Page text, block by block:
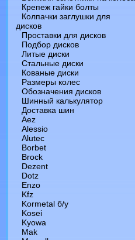
Крепеж гайки болты
Колпачки заглушки для
дисков
Проставки для дисков
Подбор дисков
Литые диски
Стальные диски
Кованые диски
Размеры колес
Обозначения дисков
Шинный калькулятор
Доставка шин
Aez
Alessio
Alutec
Borbet
Brock
Dezent
Dotz
Enzo
Kfz
Kormetal б/у
Kosei
Kyowa
Mak